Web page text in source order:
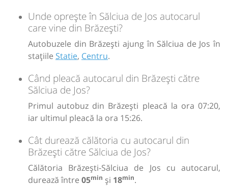
Unde oprește în Sălciua de Jos autocarul
care vine din Brăzești?
Autobuzele din Brăzești ajung în Sălciua de Jos în
stațiile Statie, Centru.
Când pleacă autocarul din Brăzești către
Sălciua de Jos?
Primul autobuz din Brăzești pleacă la ora 07:20,
iar ultimul pleacă la ora 15:26.
Cât durează călătoria cu autocarul din
Brăzești către Sălciua de Jos?
Călătoria Brăzești-Sălciua de Jos cu autocarul,
durează între 05min și 18min.